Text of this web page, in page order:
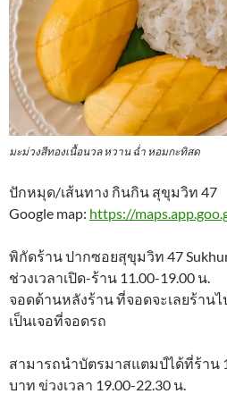
มะม่วงสีทองเนื้อนวล หวาน ฉ่ำ หอมกะทิสด
ปักหมุด/เส้นทาง กินกิน สุขุมวิท 47
Google map: https://
พิกัดร้าน ปากซอยสุขุมวิท 47
ช่วงเวลาเปิด-ร้าน 11.00-19.00 น.
จอดด้านหลังร้าน ที่จอดจะเลยร้าน
เป็นเจอที่จอดรถ
สามารถนำบัตรมาสแตมป์ได้ที่ร้าน
บาท ข่วงเวลา 19.00-22.30 น.